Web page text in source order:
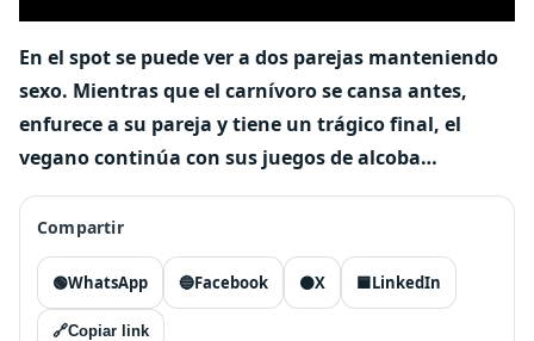
En el spot se puede ver a dos parejas manteniendo
sexo. Mientras que el carnívoro se cansa antes,
enfurece a su pareja y tiene un trágico final, el
vegano continúa con sus juegos de alcoba…
Compartir
🟢WhatsApp 🔵Facebook ⚫X 🟦LinkedIn
🔗Copiar link